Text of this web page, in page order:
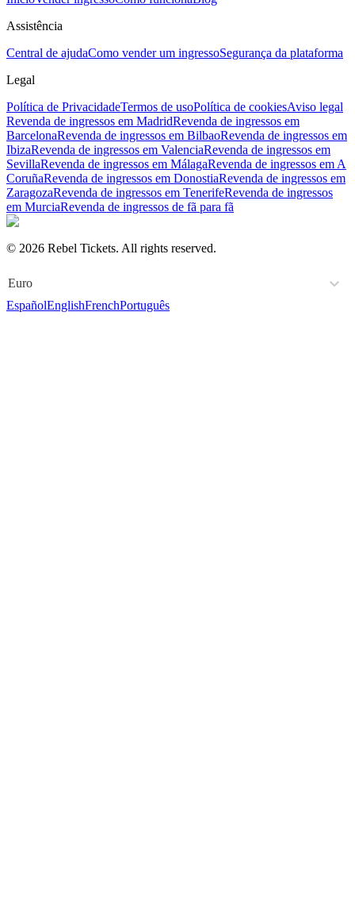
Assistência
Central de ajudaComo vender um ingressoSegurança da plataforma
Legal
Política de PrivacidadeTermos de usoPolítica de cookiesAviso legal
Revenda de ingressos em MadridRevenda de ingressos em
BarcelonaRevenda de ingressos em BilbaoRevenda de ingressos em
IbizaRevenda de ingressos em ValenciaRevenda de ingressos em
SevillaRevenda de ingressos em MálagaRevenda de ingressos em A
CoruñaRevenda de ingressos em DonostiaRevenda de ingressos em
ZaragozaRevenda de ingressos em TenerifeRevenda de ingressos
em MurciaRevenda de ingressos de fã para fã
© 2026 Rebel Tickets. All rights reserved.
Euro
EspañolEnglishFrenchPortuguês